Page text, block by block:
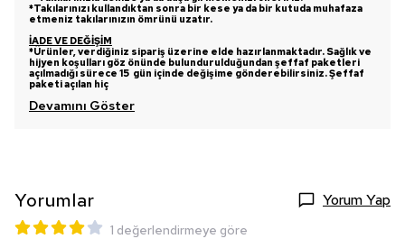
*Takılarınızı kullandıktan sonra bir kese ya da bir kutuda muhafaza
etmeniz takılarınızın ömrünü uzatır.
İADE VE DEĞİŞİM
*Ürünler, verdiğiniz sipariş üzerine elde hazırlanmaktadır. Sağlık ve
hijyen koşulları göz önünde bulundurulduğundan şeffaf paketleri
açılmadığı sürece 15 gün içinde değişime gönderebilirsiniz. Şeffaf
paketi açılan hiç
Devamını Göster
Yorumlar Yorum Yap
1 değerlendirmeye göre